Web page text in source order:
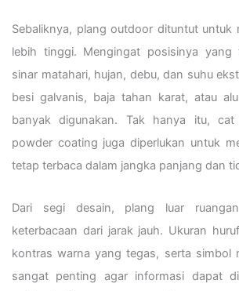
Sebaliknya, plang outdoor dituntut untuk
lebih tinggi. Mengingat posisinya yang
sinar matahari, hujan, debu, dan suhu
besi galvanis, baja tahan karat, atau
banyak digunakan. Tak hanya itu, cat
powder coating juga diperlukan untuk
tetap terbaca dalam jangka panjang dan
Dari segi desain, plang luar ruangan
keterbacaan dari jarak jauh. Ukuran
kontras warna yang tegas, serta simbol
sangat penting agar informasi dapat